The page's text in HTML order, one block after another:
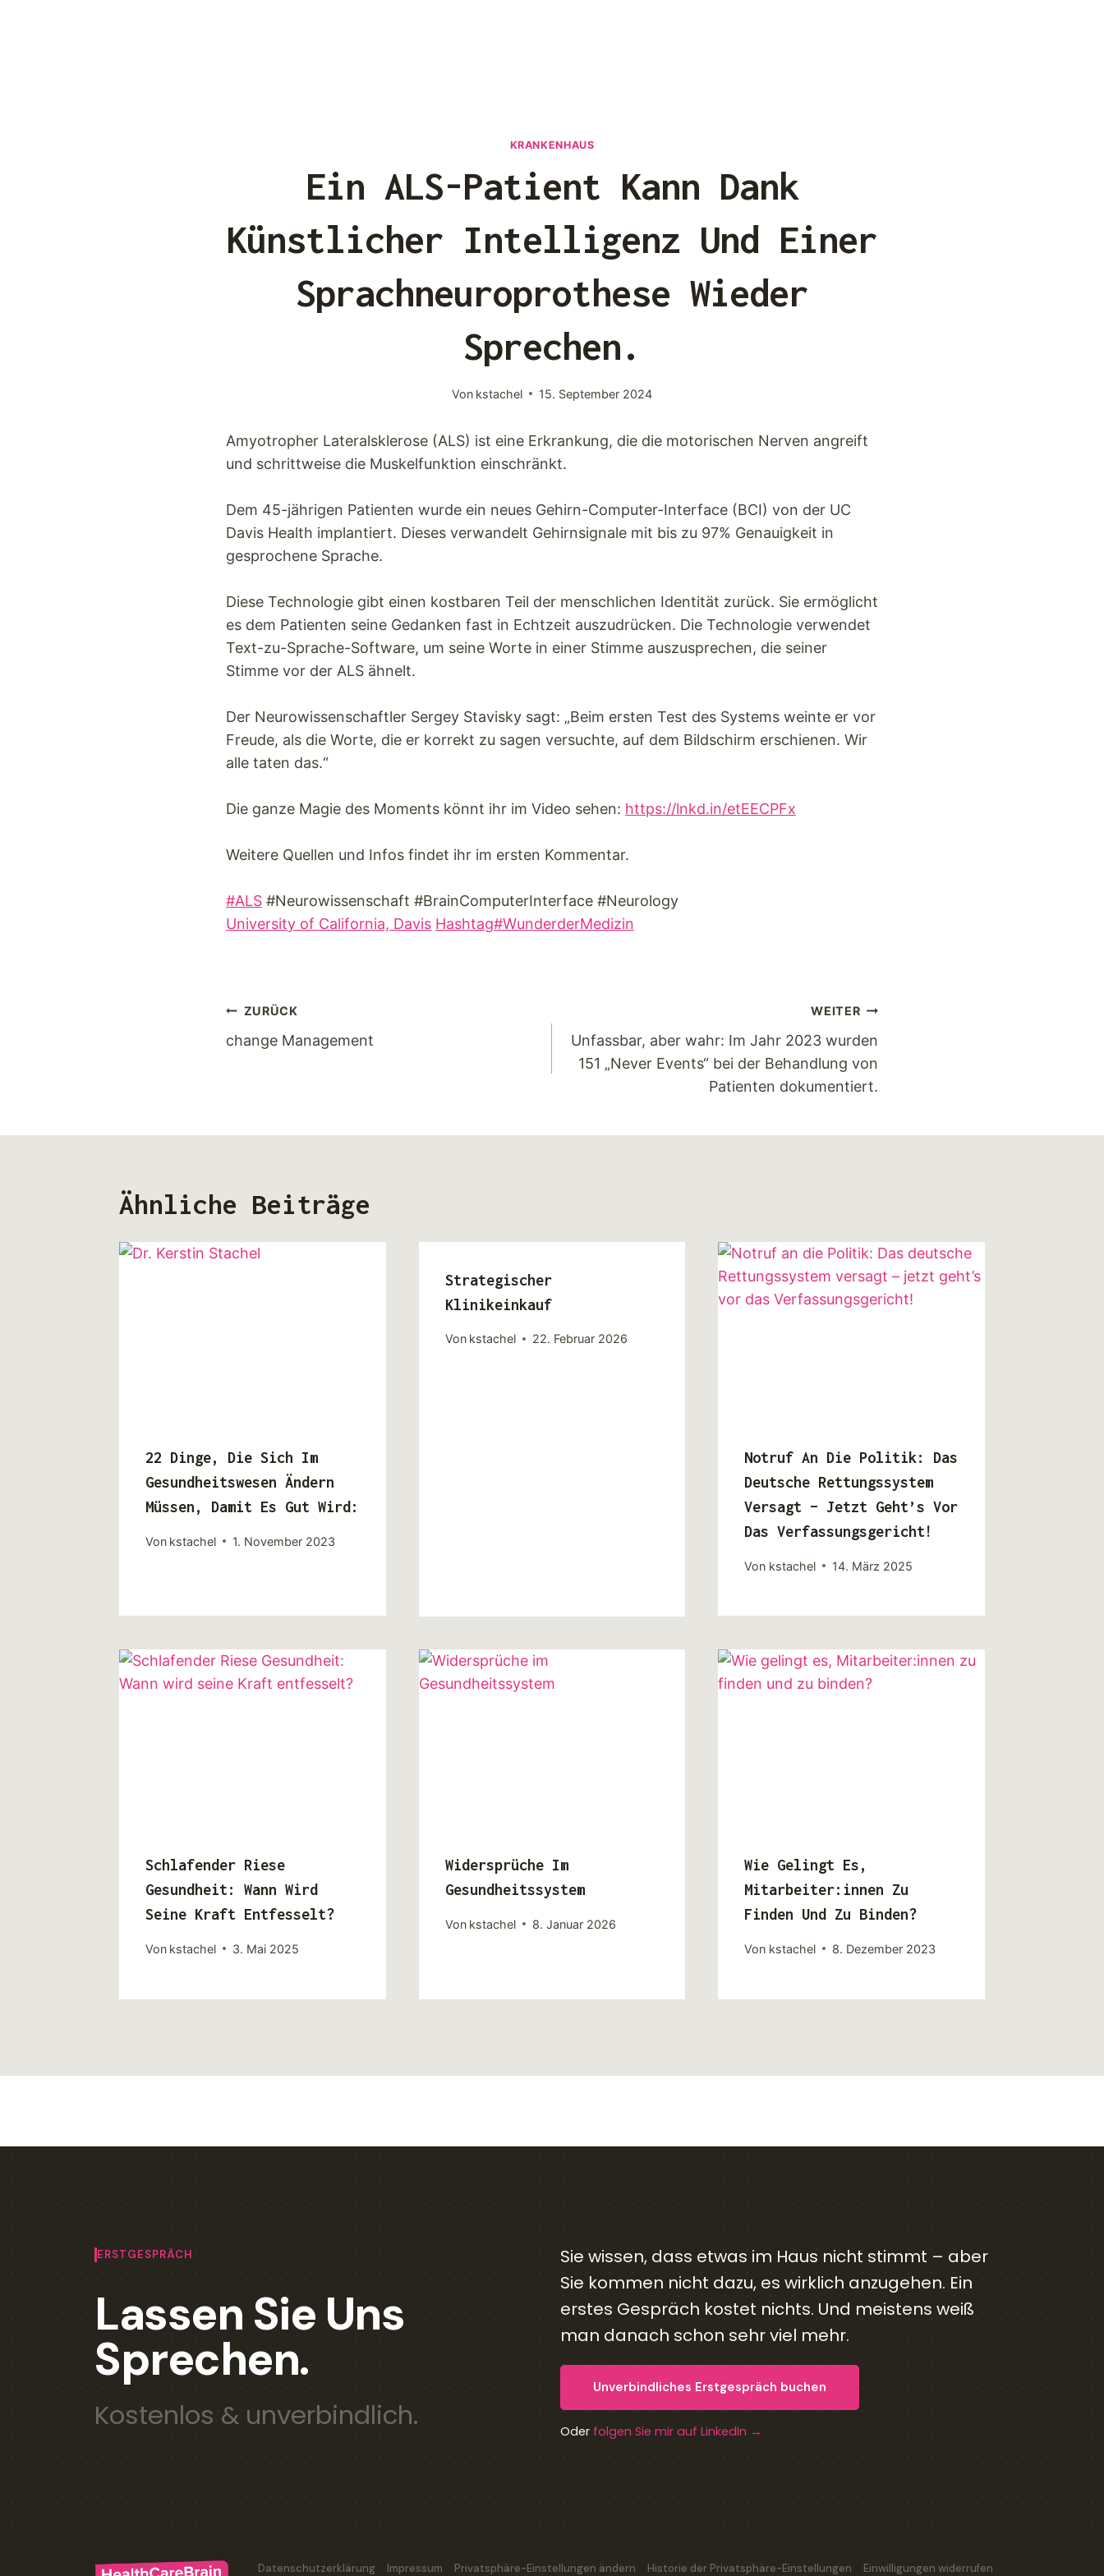
KRANKENHAUS
Ein ALS-Patient Kann Dank
Künstlicher Intelligenz Und Einer
Sprachneuroprothese Wieder
Sprechen.
Von kstachel 15. September 2024
Amyotropher Lateralsklerose (ALS) ist eine Erkrankung, die die motorischen Nerven angreift
und schrittweise die Muskelfunktion einschränkt.
Dem 45-jährigen Patienten wurde ein neues Gehirn-Computer-Interface (BCI) von der UC
Davis Health implantiert. Dieses verwandelt Gehirnsignale mit bis zu 97% Genauigkeit in
gesprochene Sprache.
Diese Technologie gibt einen kostbaren Teil der menschlichen Identität zurück. Sie ermöglicht
es dem Patienten seine Gedanken fast in Echtzeit auszudrücken. Die Technologie verwendet
Text-zu-Sprache-Software, um seine Worte in einer Stimme auszusprechen, die seiner
Stimme vor der ALS ähnelt.
Der Neurowissenschaftler Sergey Stavisky sagt: „Beim ersten Test des Systems weinte er vor
Freude, als die Worte, die er korrekt zu sagen versuchte, auf dem Bildschirm erschienen. Wir
alle taten das.“
Die ganze Magie des Moments könnt ihr im Video sehen: https://lnkd.in/etEECPFx
Weitere Quellen und Infos findet ihr im ersten Kommentar.
#ALS #Neurowissenschaft #BrainComputerInterface #Neurology
University of California, Davis Hashtag#WunderderMedizin
ZURÜCK
change Management
WEITER
Unfassbar, aber wahr: Im Jahr 2023 wurden
151 „Never Events“ bei der Behandlung von
Patienten dokumentiert.
Ähnliche Beiträge
22 Dinge, Die Sich Im
Gesundheitswesen Ändern
Müssen, Damit Es Gut Wird:
Von kstachel 1. November 2023
Strategischer
Klinikeinkauf
Von kstachel 22. Februar 2026
Notruf An Die Politik: Das
Deutsche Rettungssystem
Versagt – Jetzt Geht’s Vor
Das Verfassungsgericht!
Von kstachel 14. März 2025
Schlafender Riese
Gesundheit: Wann Wird
Seine Kraft Entfesselt?
Von kstachel 3. Mai 2025
Widersprüche Im
Gesundheitssystem
Von kstachel 8. Januar 2026
Wie Gelingt Es,
Mitarbeiter:innen Zu
Finden Und Zu Binden?
Von kstachel 8. Dezember 2023
ERSTGESPRÄCH
Lassen Sie Uns
Sprechen.
Kostenlos & unverbindlich.
Sie wissen, dass etwas im Haus nicht stimmt – aber
Sie kommen nicht dazu, es wirklich anzugehen. Ein
erstes Gespräch kostet nichts. Und meistens weiß
man danach schon sehr viel mehr.
Unverbindliches Erstgespräch buchen
Oder folgen Sie mir auf LinkedIn →
Datenschutzerklärung Impressum Privatsphäre-Einstellungen ändern Historie der Privatsphäre-Einstellungen Einwilligungen widerrufen